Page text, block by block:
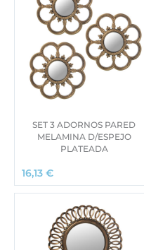
SET 3 ADORNOS PARED
MELAMINA D/ESPEJO
PLATEADA
16,13 €